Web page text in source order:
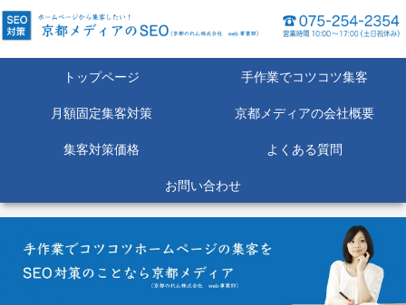
トップページ
手作業でコツコツ集客
月額固定集客対策
京都メディアの会社概要
集客対策価格
よくある質問
お問い合わせ